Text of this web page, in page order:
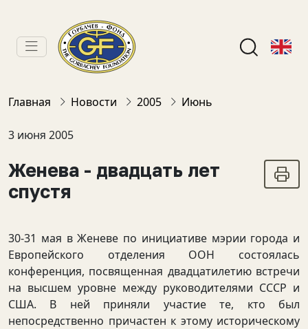
Главная Новости 2005 Июнь
3 июня 2005
Женева - двадцать лет
спустя
30-31 мая в Женеве по инициативе мэрии города и
Европейского отделения ООН состоялась
конференция, посвященная двадцатилетию встречи
на высшем уровне между руководителями СССР и
США. В ней приняли участие те, кто был
непосредственно причастен к этому историческому